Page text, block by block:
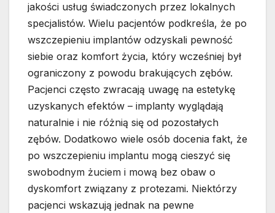
jakości usług świadczonych przez lokalnych
specjalistów. Wielu pacjentów podkreśla, że po
wszczepieniu implantów odzyskali pewność
siebie oraz komfort życia, który wcześniej był
ograniczony z powodu brakujących zębów.
Pacjenci często zwracają uwagę na estetykę
uzyskanych efektów – implanty wyglądają
naturalnie i nie różnią się od pozostałych
zębów. Dodatkowo wiele osób docenia fakt, że
po wszczepieniu implantu mogą cieszyć się
swobodnym żuciem i mową bez obaw o
dyskomfort związany z protezami. Niektórzy
pacjenci wskazują jednak na pewne